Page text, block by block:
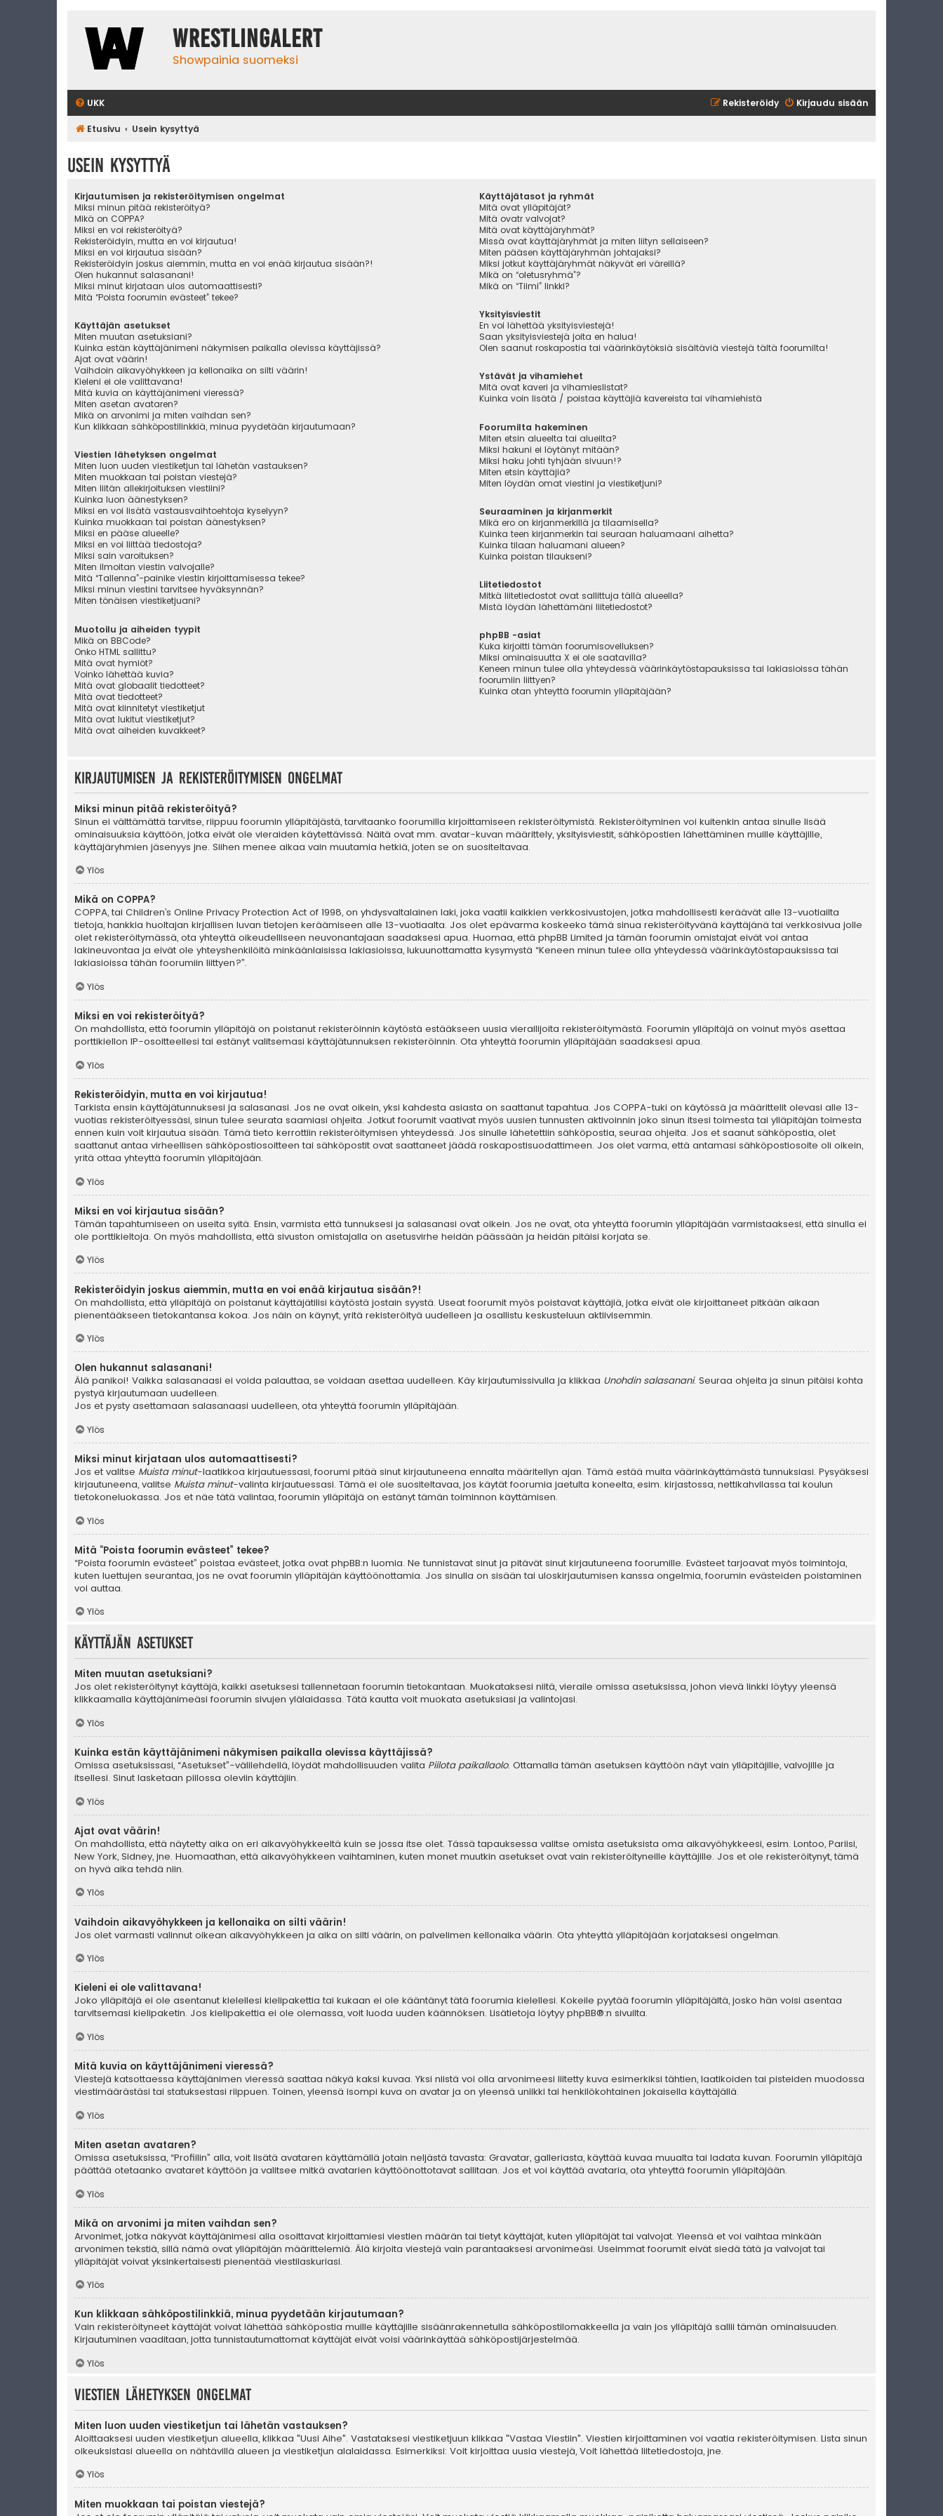
WrestlingAlert
Showpainia suomeksi
UKK Kirjaudu sisään
Rekisteröidy
Etusivu Usein kysyttyä
Usein kysyttyä
Kirjautumisen ja rekisteröitymisen ongelmat
Miksi minun pitää rekisteröityä?
Mikä on COPPA?
Miksi en voi rekisteröityä?
Rekisteröidyin, mutta en voi kirjautua!
Miksi en voi kirjautua sisään?
Rekisteröidyin joskus aiemmin, mutta en voi enää kirjautua sisään?!
Olen hukannut salasanani!
Miksi minut kirjataan ulos automaattisesti?
Mitä “Poista foorumin evästeet” tekee?
Käyttäjän asetukset
Miten muutan asetuksiani?
Kuinka estän käyttäjänimeni näkymisen paikalla olevissa käyttäjissä?
Ajat ovat väärin!
Vaihdoin aikavyöhykkeen ja kellonaika on silti väärin!
Kieleni ei ole valittavana!
Mitä kuvia on käyttäjänimeni vieressä?
Miten asetan avataren?
Mikä on arvonimi ja miten vaihdan sen?
Kun klikkaan sähköpostilinkkiä, minua pyydetään kirjautumaan?
Viestien lähetyksen ongelmat
Miten luon uuden viestiketjun tai lähetän vastauksen?
Miten muokkaan tai poistan viestejä?
Miten liitän allekirjoituksen viestiini?
Kuinka luon äänestyksen?
Miksi en voi lisätä vastausvaihtoehtoja kyselyyn?
Kuinka muokkaan tai poistan äänestyksen?
Miksi en pääse alueelle?
Miksi en voi liittää tiedostoja?
Miksi sain varoituksen?
Miten ilmoitan viestin valvojalle?
Mitä “Tallenna”-painike viestin kirjoittamisessa tekee?
Miksi minun viestini tarvitsee hyväksynnän?
Miten tönäisen viestiketjuani?
Muotoilu ja aiheiden tyypit
Mikä on BBCode?
Onko HTML sallittu?
Mitä ovat hymiöt?
Voinko lähettää kuvia?
Mitä ovat globaalit tiedotteet?
Mitä ovat tiedotteet?
Mitä ovat kiinnitetyt viestiketjut
Mitä ovat lukitut viestiketjut?
Mitä ovat aiheiden kuvakkeet?
Käyttäjätasot ja ryhmät
Mitä ovat ylläpitäjät?
Mitä ovatr valvojat?
Mitä ovat käyttäjäryhmät?
Missä ovat käyttäjäryhmät ja miten liityn sellaiseen?
Miten pääsen käyttäjäryhmän johtajaksi?
Miksi jotkut käyttäjäryhmät näkyvät eri väreillä?
Mikä on “oletusryhmä”?
Mikä on “Tiimi” linkki?
Yksityisviestit
En voi lähettää yksityisviestejä!
Saan yksityisviestejä joita en halua!
Olen saanut roskapostia tai väärinkäytöksiä sisältäviä viestejä tältä foorumilta!
Ystävät ja vihamiehet
Mitä ovat kaveri ja vihamieslistat?
Kuinka voin lisätä / poistaa käyttäjiä kavereista tai vihamiehistä
Foorumilta hakeminen
Miten etsin alueelta tai alueilta?
Miksi hakuni ei löytänyt mitään?
Miksi haku johti tyhjään sivuun!?
Miten etsin käyttäjiä?
Miten löydän omat viestini ja viestiketjuni?
Seuraaminen ja kirjanmerkit
Mikä ero on kirjanmerkillä ja tilaamisella?
Kuinka teen kirjanmerkin tai seuraan haluamaani aihetta?
Kuinka tilaan haluamani alueen?
Kuinka poistan tilaukseni?
Liitetiedostot
Mitkä liitetiedostot ovat sallittuja tällä alueella?
Mistä löydän lähettämäni liitetiedostot?
phpBB -asiat
Kuka kirjoitti tämän foorumisovelluksen?
Miksi ominaisuutta X ei ole saatavilla?
Keneen minun tulee olla yhteydessä väärinkäytöstapauksissa tai lakiasioissa tähän
foorumiin liittyen?
Kuinka otan yhteyttä foorumin ylläpitäjään?
Kirjautumisen ja rekisteröitymisen ongelmat
Miksi minun pitää rekisteröityä?
Sinun ei välttämättä tarvitse, riippuu foorumin ylläpitäjästä, tarvitaanko foorumilla kirjoittamiseen rekisteröitymistä. Rekisteröityminen voi kuitenkin antaa sinulle lisää
ominaisuuksia käyttöön, jotka eivät ole vieraiden käytettävissä. Näitä ovat mm. avatar-kuvan määrittely, yksityisviestit, sähköpostien lähettäminen muille käyttäjille,
käyttäjäryhmien jäsenyys jne. Siihen menee aikaa vain muutamia hetkiä, joten se on suositeltavaa.
Ylös
Mikä on COPPA?
COPPA, tai Children’s Online Privacy Protection Act of 1998, on yhdysvaltalainen laki, joka vaatii kaikkien verkkosivustojen, jotka mahdollisesti keräävät alle 13-vuotiailta
tietoja, hankkia huoltajan kirjallisen luvan tietojen keräämiseen alle 13-vuotiaalta. Jos olet epävarma koskeeko tämä sinua rekisteröityvänä käyttäjänä tai verkkosivua jolle
olet rekisteröitymässä, ota yhteyttä oikeudelliseen neuvonantajaan saadaksesi apua. Huomaa, että phpBB Limited ja tämän foorumin omistajat eivät voi antaa
lakineuvontaa ja eivät ole yhteyshenkilöitä minkäänlaisissa lakiasioissa, lukuunottamatta kysymystä “Keneen minun tulee olla yhteydessä väärinkäytöstapauksissa tai
lakiasioissa tähän foorumiin liittyen?”.
Ylös
Miksi en voi rekisteröityä?
On mahdollista, että foorumin ylläpitäjä on poistanut rekisteröinnin käytöstä estääkseen uusia vierailijoita rekisteröitymästä. Foorumin ylläpitäjä on voinut myös asettaa
porttikiellon IP-osoitteellesi tai estänyt valitsemasi käyttäjätunnuksen rekisteröinnin. Ota yhteyttä foorumin ylläpitäjään saadaksesi apua.
Ylös
Rekisteröidyin, mutta en voi kirjautua!
Tarkista ensin käyttäjätunnuksesi ja salasanasi. Jos ne ovat oikein, yksi kahdesta asiasta on saattanut tapahtua. Jos COPPA-tuki on käytössä ja määrittelit olevasi alle 13-
vuotias rekisteröityessäsi, sinun tulee seurata saamiasi ohjeita. Jotkut foorumit vaativat myös uusien tunnusten aktivoinnin joko sinun itsesi toimesta tai ylläpitäjän toimesta
ennen kuin voit kirjautua sisään. Tämä tieto kerrottiin rekisteröitymisen yhteydessä. Jos sinulle lähetettiin sähköpostia, seuraa ohjeita. Jos et saanut sähköpostia, olet
saattanut antaa virheellisen sähköpostiosoitteen tai sähköpostit ovat saattaneet jäädä roskapostisuodattimeen. Jos olet varma, että antamasi sähköpostiosoite oli oikein,
yritä ottaa yhteyttä foorumin ylläpitäjään.
Ylös
Miksi en voi kirjautua sisään?
Tämän tapahtumiseen on useita syitä. Ensin, varmista että tunnuksesi ja salasanasi ovat oikein. Jos ne ovat, ota yhteyttä foorumin ylläpitäjään varmistaaksesi, että sinulla ei
ole porttikieltoja. On myös mahdollista, että sivuston omistajalla on asetusvirhe heidän päässään ja heidän pitäisi korjata se.
Ylös
Rekisteröidyin joskus aiemmin, mutta en voi enää kirjautua sisään?!
On mahdollista, että ylläpitäjä on poistanut käyttäjätilisi käytöstä jostain syystä. Useat foorumit myös poistavat käyttäjiä, jotka eivät ole kirjoittaneet pitkään aikaan
pienentääkseen tietokantansa kokoa. Jos näin on käynyt, yritä rekisteröityä uudelleen ja osallistu keskusteluun aktiivisemmin.
Ylös
Olen hukannut salasanani!
Älä panikoi! Vaikka salasanaasi ei voida palauttaa, se voidaan asettaa uudelleen. Käy kirjautumissivulla ja klikkaa Unohdin salasanani. Seuraa ohjeita ja sinun pitäisi kohta
pystyä kirjautumaan uudelleen.
Jos et pysty asettamaan salasanaasi uudelleen, ota yhteyttä foorumin ylläpitäjään.
Ylös
Miksi minut kirjataan ulos automaattisesti?
Jos et valitse Muista minut-laatikkoa kirjautuessasi, foorumi pitää sinut kirjautuneena ennalta määritellyn ajan. Tämä estää muita väärinkäyttämästä tunnuksiasi. Pysyäksesi
kirjautuneena, valitse Muista minut-valinta kirjautuessasi. Tämä ei ole suositeltavaa, jos käytät foorumia jaetulta koneelta, esim. kirjastossa, nettikahvilassa tai koulun
tietokoneluokassa. Jos et näe tätä valintaa, foorumin ylläpitäjä on estänyt tämän toiminnon käyttämisen.
Ylös
Mitä “Poista foorumin evästeet” tekee?
“Poista foorumin evästeet” poistaa evästeet, jotka ovat phpBB:n luomia. Ne tunnistavat sinut ja pitävät sinut kirjautuneena foorumille. Evästeet tarjoavat myös toimintoja,
kuten luettujen seurantaa, jos ne ovat foorumin ylläpitäjän käyttöönottamia. Jos sinulla on sisään tai uloskirjautumisen kanssa ongelmia, foorumin evästeiden poistaminen
voi auttaa.
Ylös
Käyttäjän asetukset
Miten muutan asetuksiani?
Jos olet rekisteröitynyt käyttäjä, kaikki asetuksesi tallennetaan foorumin tietokantaan. Muokataksesi niitä, vieraile omissa asetuksissa, johon vievä linkki löytyy yleensä
klikkaamalla käyttäjänimeäsi foorumin sivujen ylälaidassa. Tätä kautta voit muokata asetuksiasi ja valintojasi.
Ylös
Kuinka estän käyttäjänimeni näkymisen paikalla olevissa käyttäjissä?
Omissa asetuksissasi, “Asetukset”-välilehdellä, löydät mahdollisuuden valita Piilota paikallaolo. Ottamalla tämän asetuksen käyttöön näyt vain ylläpitäjille, valvojille ja
itsellesi. Sinut lasketaan piilossa oleviin käyttäjiin.
Ylös
Ajat ovat väärin!
On mahdollista, että näytetty aika on eri aikavyöhykkeeltä kuin se jossa itse olet. Tässä tapauksessa valitse omista asetuksista oma aikavyöhykkeesi, esim. Lontoo, Pariisi,
New York, Sidney, jne. Huomaathan, että aikavyöhykkeen vaihtaminen, kuten monet muutkin asetukset ovat vain rekisteröityneille käyttäjille. Jos et ole rekisteröitynyt, tämä
on hyvä aika tehdä niin.
Ylös
Vaihdoin aikavyöhykkeen ja kellonaika on silti väärin!
Jos olet varmasti valinnut oikean aikavyöhykkeen ja aika on silti väärin, on palvelimen kellonaika väärin. Ota yhteyttä ylläpitäjään korjataksesi ongelman.
Ylös
Kieleni ei ole valittavana!
Joko ylläpitäjä ei ole asentanut kielellesi kielipakettia tai kukaan ei ole kääntänyt tätä foorumia kielellesi. Kokeile pyytää foorumin ylläpitäjältä, josko hän voisi asentaa
tarvitsemasi kielipaketin. Jos kielipakettia ei ole olemassa, voit luoda uuden käännöksen. Lisätietoja löytyy phpBB®:n sivuilta.
Ylös
Mitä kuvia on käyttäjänimeni vieressä?
Viestejä katsottaessa käyttäjänimen vieressä saattaa näkyä kaksi kuvaa. Yksi niistä voi olla arvonimeesi liitetty kuva esimerkiksi tähtien, laatikoiden tai pisteiden muodossa
viestimäärästäsi tai statuksestasi riippuen. Toinen, yleensä isompi kuva on avatar ja on yleensä uniikki tai henkilökohtainen jokaisella käyttäjällä.
Ylös
Miten asetan avataren?
Omissa asetuksissa, “Profiilin” alla, voit lisätä avataren käyttämällä jotain neljästä tavasta: Gravatar, galleriasta, käyttää kuvaa muualta tai ladata kuvan. Foorumin ylläpitäjä
päättää otetaanko avataret käyttöön ja valitsee mitkä avatarien käyttöönottotavat sallitaan. Jos et voi käyttää avataria, ota yhteyttä foorumin ylläpitäjään.
Ylös
Mikä on arvonimi ja miten vaihdan sen?
Arvonimet, jotka näkyvät käyttäjänimesi alla osoittavat kirjoittamiesi viestien määrän tai tietyt käyttäjät, kuten ylläpitäjät tai valvojat. Yleensä et voi vaihtaa minkään
arvonimen tekstiä, sillä nämä ovat ylläpitäjän määrittelemiä. Älä kirjoita viestejä vain parantaaksesi arvonimeäsi. Useimmat foorumit eivät siedä tätä ja valvojat tai
ylläpitäjät voivat yksinkertaisesti pienentää viestilaskuriasi.
Ylös
Kun klikkaan sähköpostilinkkiä, minua pyydetään kirjautumaan?
Vain rekisteröityneet käyttäjät voivat lähettää sähköpostia muille käyttäjille sisäänrakennetulla sähköpostilomakkeella ja vain jos ylläpitäjä sallii tämän ominaisuuden.
Kirjautuminen vaaditaan, jotta tunnistautumattomat käyttäjät eivät voisi väärinkäyttää sähköpostijärjestelmää.
Ylös
Viestien lähetyksen ongelmat
Miten luon uuden viestiketjun tai lähetän vastauksen?
Aloittaaksesi uuden viestiketjun alueella, klikkaa "Uusi Aihe". Vastataksesi viestiketjuun klikkaa "Vastaa Viestiin". Viestien kirjoittaminen voi vaatia rekisteröitymisen. Lista sinun
oikeuksistasi alueella on nähtävillä alueen ja viestiketjun alalaidassa. Esimerkiksi: Voit kirjoittaa uusia viestejä, Voit lähettää liitetiedostoja, jne.
Ylös
Miten muokkaan tai poistan viestejä?